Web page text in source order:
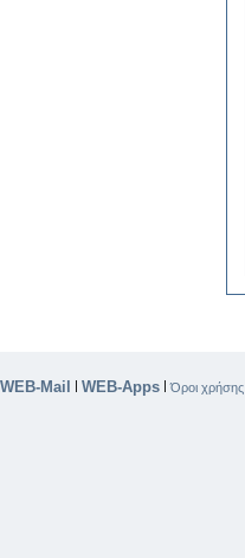
WEB-Mail | WEB-Apps |Όροι χρήσης